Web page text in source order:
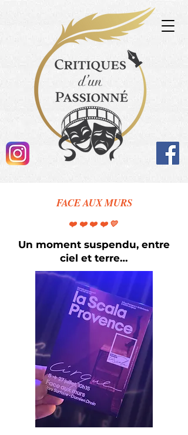
FACE AUX MURS
❤️❤️❤️❤️💛
Un moment suspendu, entre
ciel et terre…